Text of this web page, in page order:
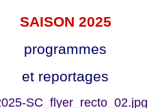
SAISON 2025
programmes
et reportages